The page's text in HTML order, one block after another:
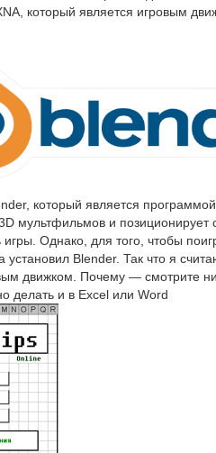
который является игровым
который является
мультфильмов и позиционирует
Однако, для того, чтобы
установил Blender. Так что я
движком. Почему — смотрите
делать и в Excel или Word